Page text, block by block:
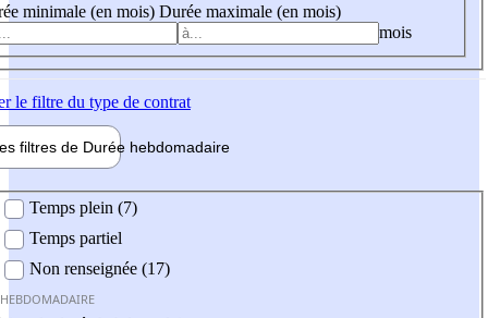
minimale (en mois) Durée maximale (en mois)
mois
le filtre du type de contrat
filtres de Durée hebdomadaire
Temps plein (7)
Temps partiel
Non renseignée (17)